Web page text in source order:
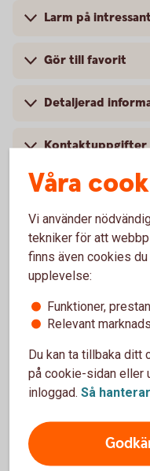
Larm på
Gör till favorit
Detaljerad
Kontaktuppgifter
De
Hur börjar jag
Vad är köpkraft?
Här hittar du fler
Våra
Vi använder
tekniker för att
finns även cookies
upplevelse:
Funktioner,
Relevant
Du kan ta tillbaka ditt
på cookie-sidan eller
inloggad. Så